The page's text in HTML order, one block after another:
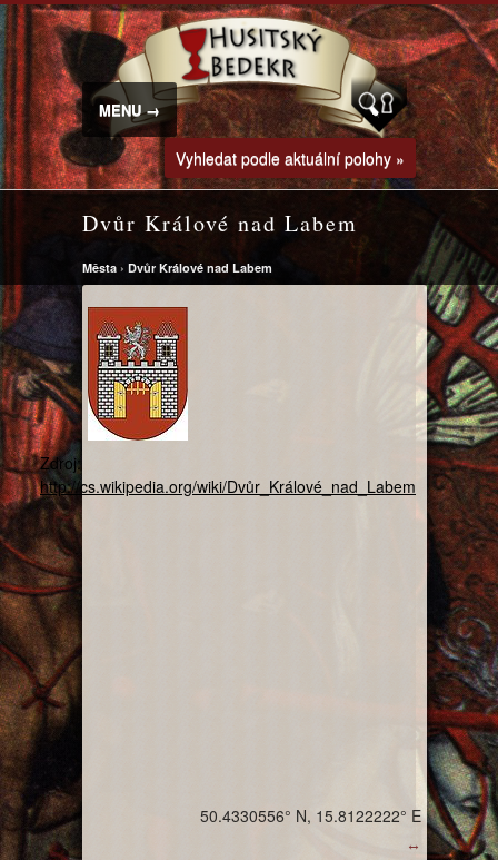
MENU →
Vyhledat podle aktuální polohy »
Dvůr Králové nad Labem
Města › Dvůr Králové nad Labem
Zdroj:
http://cs.wikipedia.org/wiki/Dvůr_Králové_nad_Labem
↔
50.4330556° N, 15.8122222° E